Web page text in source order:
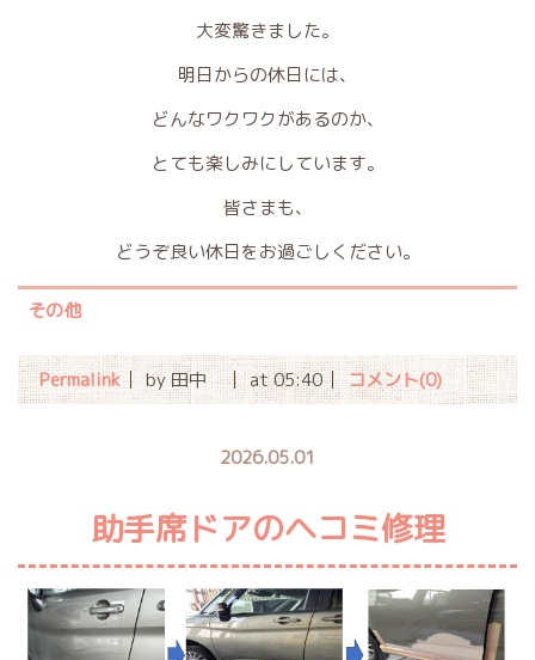
大変驚きました。
明日からの休日には、
どんなワクワクがあるのか、
とても楽しみにしています。
皆さまも、
どうぞ良い休日をお過ごしください。
その他
Permalink by 田中 at 05:40 コメント(0)
2026.05.01
助手席ドアのヘコミ修理